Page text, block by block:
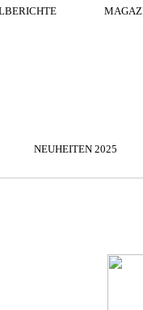
▼
▼
NEUHEITEN 2025